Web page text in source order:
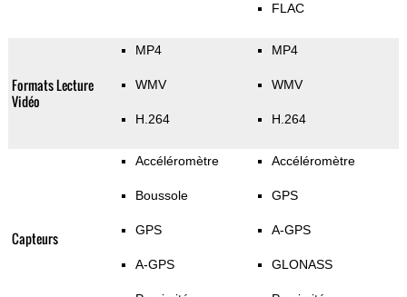
FLAC
Formats Lecture
Vidéo
MP4
WMV
H.264
MP4
WMV
H.264
Capteurs
Accéléromètre
Boussole
GPS
A-GPS
Accéléromètre
GPS
A-GPS
GLONASS